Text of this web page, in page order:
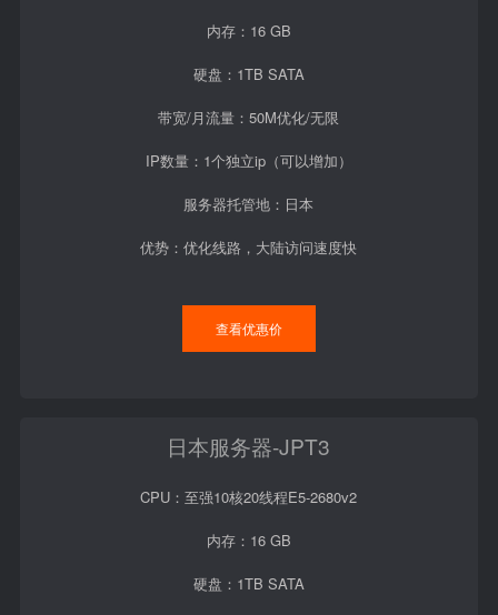
内存：16 GB
硬盘：1TB SATA
带宽/月流量：50M优化/无限
IP数量：1个独立ip（可以增加）
服务器托管地：日本
优势：优化线路，大陆访问速度快
查看优惠价
日本服务器-JPT3
CPU：至强10核20线程E5-2680v2
内存：16 GB
硬盘：1TB SATA